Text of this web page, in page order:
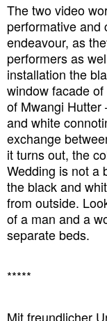
The two video
performative and
endeavour, as
performers as
installation the
window facade
of Mwangi Hutter
and white
exchange
it turns out, the
Wedding is not a
the black and
from outside.
of a man and a
separate beds.
*****
Mit freundlicher